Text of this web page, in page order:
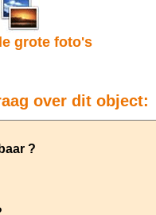
grote foto's
over dit object: